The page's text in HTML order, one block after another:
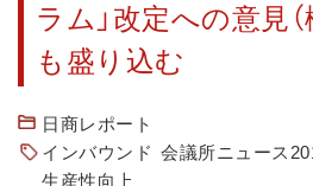
ラム」改定への意見
も盛り込む
日商レポート
インバウンド 会議所ニュース
生産性向上